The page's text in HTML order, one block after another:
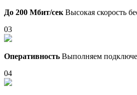
До 200 Мбит/сек Высокая скорость
03
Оперативность Выполняем
04